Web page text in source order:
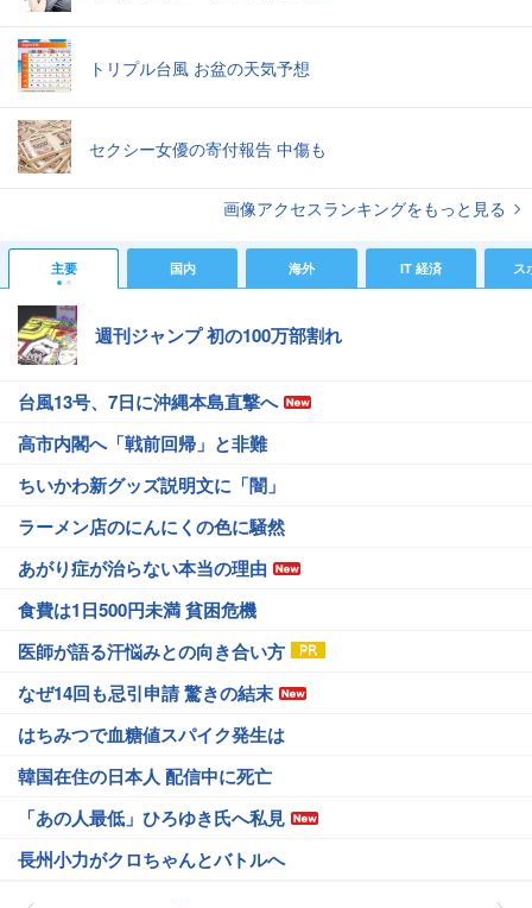
トリプル台風 お盆の天気予想
セクシー女優の寄付報告 中傷も
画像アクセスランキングをもっと見る
主要 国内 海外 IT 経済 ス
週刊ジャンプ 初の100万部割れ
台風13号、7日に沖縄本島直撃へ
高市内閣へ「戦前回帰」と非難
ちいかわ新グッズ説明文に「闇」
ラーメン店のにんにくの色に騒然
あがり症が治らない本当の理由
食費は1日500円未満 貧困危機
医師が語る汗悩みとの向き合い方
なぜ14回も忌引申請 驚きの結末
はちみつで血糖値スパイク発生は
韓国在住の日本人 配信中に死亡
「あの人最低」ひろゆき氏へ私見
長州小力がクロちゃんとバトルへ